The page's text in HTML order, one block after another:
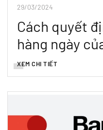
29/03/2024
Cách quyết
hàng ngày
XEM CHI TIẾT